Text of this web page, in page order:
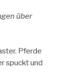
über
Pferde
spuckt und